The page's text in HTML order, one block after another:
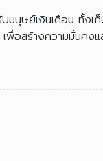
มนุษย์เงินเดือน ทั้งเ
สร้างความมั่นคงแล